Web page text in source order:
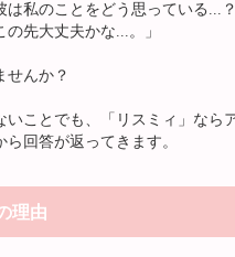
私のことをどう思っている...？
の先大丈夫かな...。」
せんか？
いことでも、「リスミィ」なら
回答が返ってきます。
理由